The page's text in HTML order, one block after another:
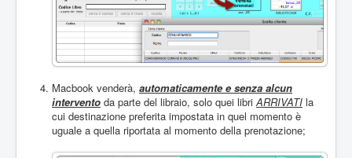
Macbook venderà, automaticamente e senza alcun
intervento da parte del libraio, solo quei libriARRIVATI la
cui destinazione preferita impostata in quel momento è
uguale a quella riportata al momento della prenotazione;